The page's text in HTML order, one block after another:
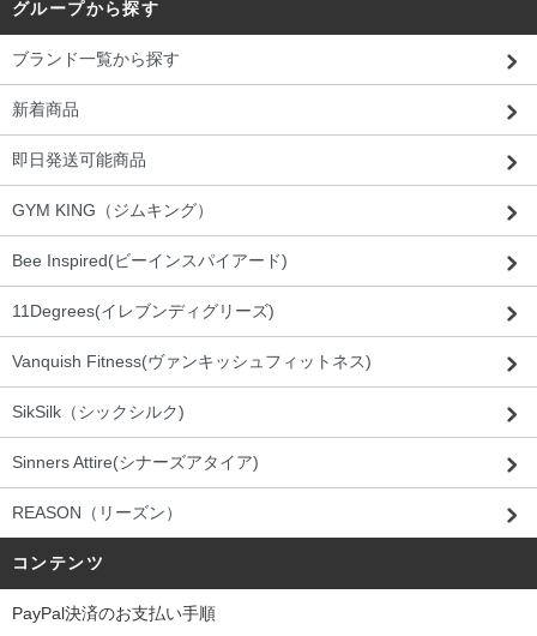
グループから探す
ブランド一覧から探す
新着商品
即日発送可能商品
GYM KING（ジムキング）
Bee Inspired(ビーインスパイアード)
11Degrees(イレブンディグリーズ)
Vanquish Fitness(ヴァンキッシュフィットネス)
SikSilk（シックシルク)
Sinners Attire(シナーズアタイア)
REASON（リーズン）
コンテンツ
PayPal決済のお支払い手順